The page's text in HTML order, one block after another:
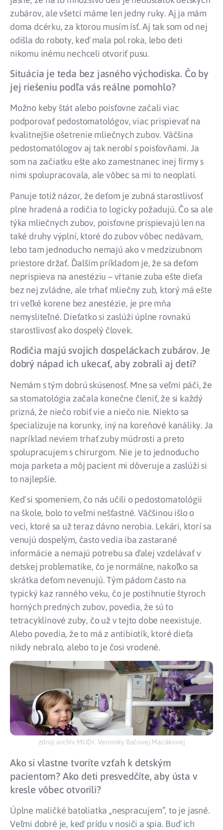
zubárov, ale všetci máme len jedny ruky. Aj ja mám
doma dcérku, za ktorou musím ísť. Aj tak som od nej
odišla do roboty, keď mala pol roka, lebo deti
nikomu inému nechceli otvoriť pusu.
Situácia je teda bez jasného východiska. Čo by
jej riešeniu podľa vás reálne pomohlo?
Možno keby štát alebo poisťovne začali viac
podporovať pedostomatológov, viac prispievať na
kvalitnejšie ošetrenie mliečnych zubov. Väčšina
pedostomatólogov aj tak nerobí s poisťovňami. Ja
som na začiatku ešte ako zamestnanec inej firmy s
nimi spolupracovala, ale vôbec sa mi to neoplatí.
Panuje totiž názor, že deťom je zubná starostlivosť
plne hradená a rodičia to logicky požadujú. Čo sa ale
týka mliečnych zubov, poisťovne prispievajú len na
také druhy výplní, ktoré do zubov vôbec nedávam,
lebo tam jednoducho nemajú ako v medzizubnom
priestore držať. Ďalším príkladom je, že sa deťom
neprispieva na anestéziu – vŕtanie zuba ešte dieťa
bez nej zvládne, ale trhať mliečny zub, ktorý má ešte
tri veľké korene bez anestézie, je pre mňa
nemysliteľné. Dieťatko si zaslúži úplne rovnakú
starostlivosť ako dospelý človek.
Rodičia majú svojich dospeláckach zubárov. Je
dobrý nápad ich ukecať, aby zobrali aj deti?
Nemám s tým dobrú skúsenosť. Mne sa veľmi páči, že
sa stomatológia začala konečne členiť, že si každý
prizná, že niečo robiť vie a niečo nie. Niekto sa
špecializuje na korunky, iný na koreňové kanáliky. Ja
napríklad neviem trhať zuby múdrosti a preto
spolupracujem s chirurgom. Nie je to jednoducho
moja parketa a môj pacient mi dôveruje a zaslúži si
to najlepšie.
Keď si spomeniem, čo nás učili o pedostomatológii
na škole, bolo to veľmi nešťastné. Väčšinou išlo o
veci, ktoré sa už teraz dávno nerobia. Lekári, ktorí sa
venujú dospelým, často vedia iba zastarané
informácie a nemajú potrebu sa ďalej vzdelávať v
detskej problematike, čo je normálne, nakoľko sa
skrátka deťom nevenujú. Tým pádom často na
typický kaz ranného veku, čo je postihnutie štyroch
horných predných zubov, povedia, že sú to
tetracyklínové zuby, čo už v tejto dobe neexistuje.
Alebo povedia, že to má z antibiotík, ktoré dieťa
nikdy nebralo, alebo to je čosi vrodené.
zdroj: archív MUDr. Veroniky Bačovej Macákovej
Ako si vlastne tvoríte vzťah k detským
pacientom? Ako deti presvedčíte, aby ústa v
kresle vôbec otvorili?
Úplne maličké batoliatka „nespracujem”, to je jasné.
Veľmi dobré je, keď prídu v nosiči a spia. Buď ich